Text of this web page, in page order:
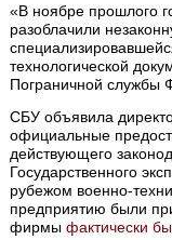
«В ноябре прошлого
разоблачили
технологической
Пограничной службы
СБУ объявила
официальные
действующего
Государственного
рубежом военно-
предприятию были
фирмыфактически